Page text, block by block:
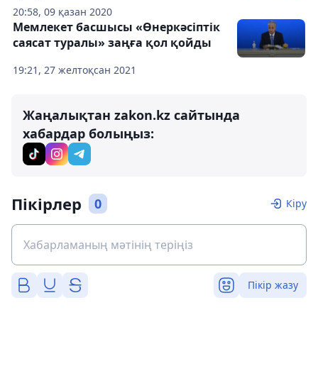
20:58, 09 қазан 2020
19:21, 27 желтоқсан 2021
Мемлекет басшысы «Өнеркәсіптік
саясат туралы» заңға қол қойды
Жаңалықтан zakon.kz сайтында
хабардар болыңыз:
Пікірлер 0 Кіру
Пікір жазу